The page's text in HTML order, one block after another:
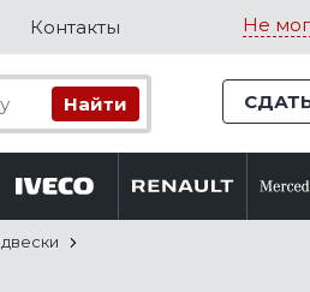
Контакты Не